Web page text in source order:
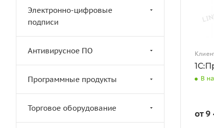
В
от 9
Электронно-цифровые
подписи
Антивирусное ПО
Программные продукты
Торговое оборудование